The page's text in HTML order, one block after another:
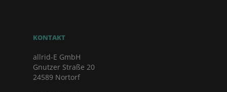
KONTAKT
allrid-E GmbH
Gnutzer Straße 20
24589 Nortorf